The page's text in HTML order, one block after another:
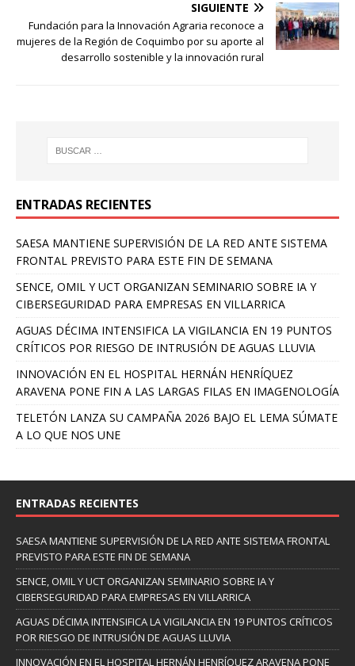
SIGUIENTE
Fundación para la Innovación Agraria reconoce a
mujeres de la Región de Coquimbo por su aporte al
desarrollo sostenible y la innovación rural
ENTRADAS RECIENTES
SAESA MANTIENE SUPERVISIÓN DE LA RED ANTE SISTEMA
FRONTAL PREVISTO PARA ESTE FIN DE SEMANA
SENCE, OMIL Y UCT ORGANIZAN SEMINARIO SOBRE IA Y
CIBERSEGURIDAD PARA EMPRESAS EN VILLARRICA
AGUAS DÉCIMA INTENSIFICA LA VIGILANCIA EN 19 PUNTOS
CRÍTICOS POR RIESGO DE INTRUSIÓN DE AGUAS LLUVIA
INNOVACIÓN EN EL HOSPITAL HERNÁN HENRÍQUEZ
ARAVENA PONE FIN A LAS LARGAS FILAS EN IMAGENOLOGÍA
TELETÓN LANZA SU CAMPAÑA 2026 BAJO EL LEMA SÚMATE
A LO QUE NOS UNE
ENTRADAS RECIENTES
SAESA MANTIENE SUPERVISIÓN DE LA RED ANTE SISTEMA FRONTAL
PREVISTO PARA ESTE FIN DE SEMANA
SENCE, OMIL Y UCT ORGANIZAN SEMINARIO SOBRE IA Y
CIBERSEGURIDAD PARA EMPRESAS EN VILLARRICA
AGUAS DÉCIMA INTENSIFICA LA VIGILANCIA EN 19 PUNTOS CRÍTICOS
POR RIESGO DE INTRUSIÓN DE AGUAS LLUVIA
INNOVACIÓN EN EL HOSPITAL HERNÁN HENRÍQUEZ ARAVENA PONE